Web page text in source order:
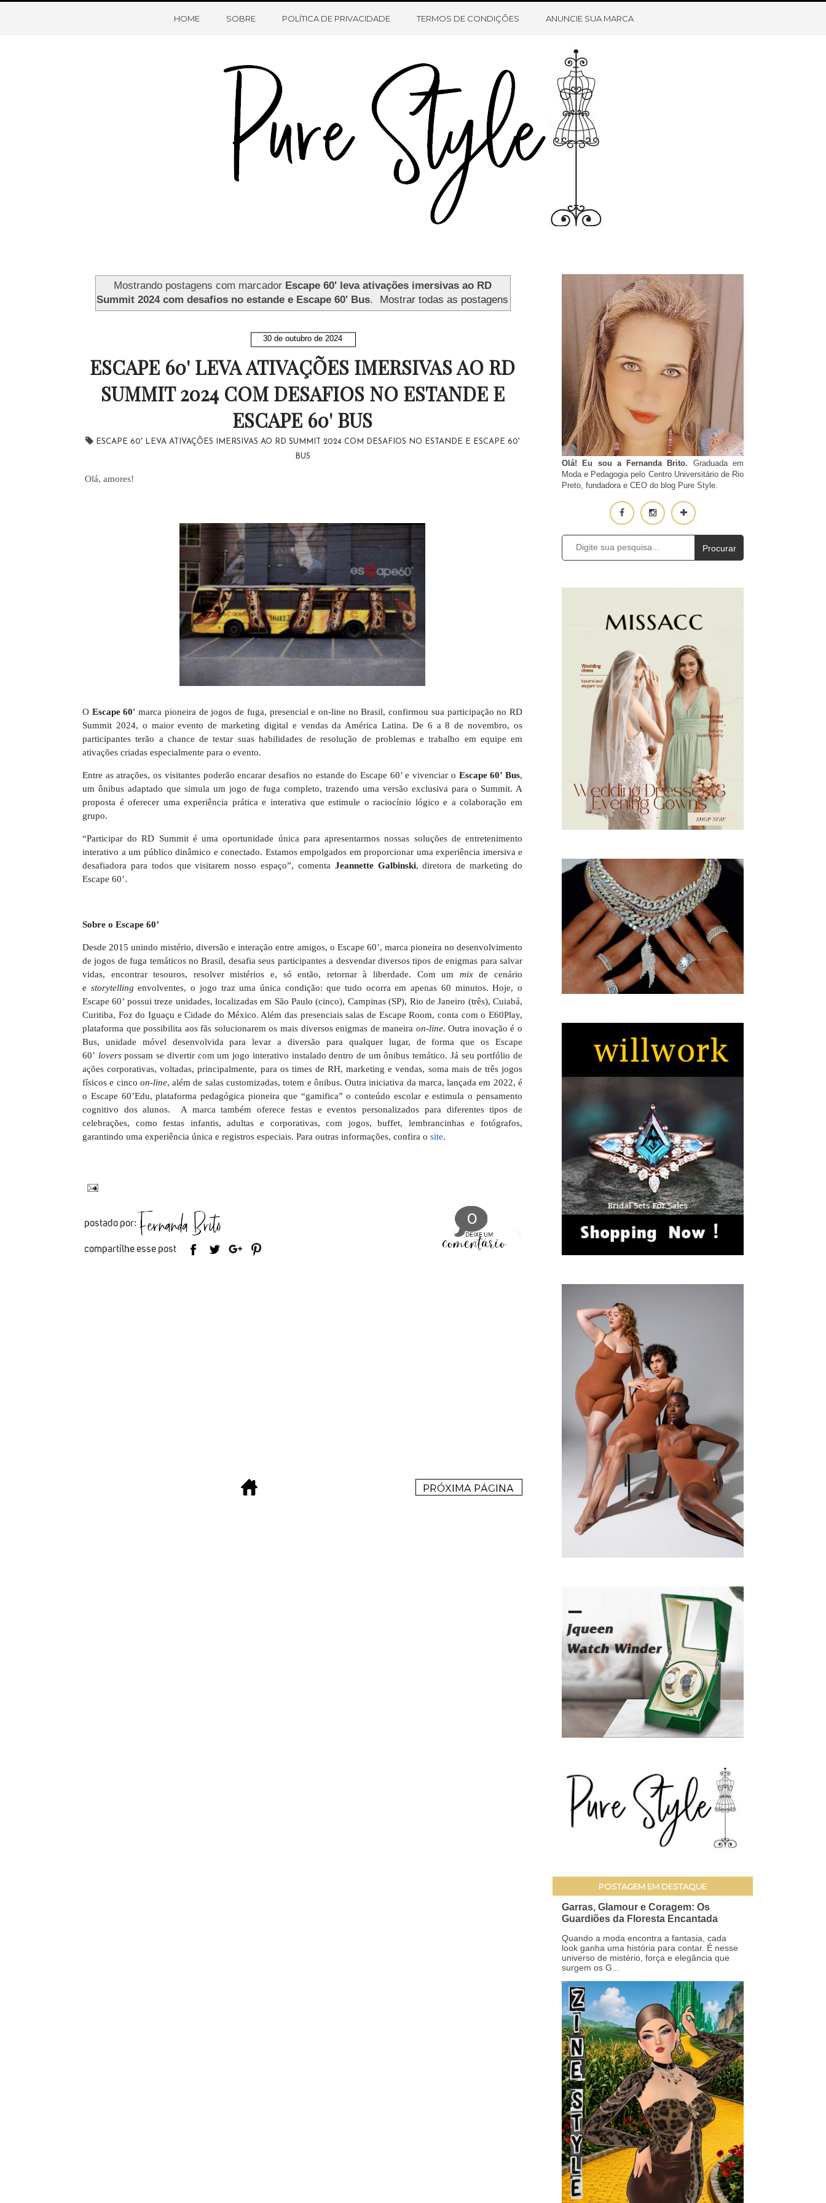
HOME SOBRE O BLOG CONTATO
HOME SOBRE POLÍTICA DE PRIVACIDADE TERMOS DE CONDIÇÕES ANUNCIE SUA MARCA
Mostrando postagens com marcador Escape 60' leva ativações imersivas ao RD
Summit 2024 com desafios no estande e Escape 60' Bus. Mostrar todas as postagens
30 de outubro de 2024
ESCAPE 60' LEVA ATIVAÇÕES IMERSIVAS AO RD
SUMMIT 2024 COM DESAFIOS NO ESTANDE E
ESCAPE 60' BUS
ESCAPE 60' LEVA ATIVAÇÕES IMERSIVAS AO RD SUMMIT 2024 COM DESAFIOS NO ESTANDE E ESCAPE 60'
BUS
Olá, amores!
O Escape 60' marca pioneira de jogos de fuga, presencial e on-line no Brasil, confirmou sua participação no RD
Summit 2024, o maior evento de marketing digital e vendas da América Latina. De 6 a 8 de novembro, os
participantes terão a chance de testar suas habilidades de resolução de problemas e trabalho em equipe em
ativações criadas especialmente para o evento.
Entre as atrações, os visitantes poderão encarar desafios no estande do Escape 60’ e vivenciar o Escape 60’ Bus,
um ônibus adaptado que simula um jogo de fuga completo, trazendo uma versão exclusiva para o Summit. A
proposta é oferecer uma experiência prática e interativa que estimule o raciocínio lógico e a colaboração em
grupo.
“Participar do RD Summit é uma oportunidade única para apresentarmos nossas soluções de entretenimento
interativo a um público dinâmico e conectado. Estamos empolgados em proporcionar uma experiência imersiva e
desafiadora para todos que visitarem nosso espaço”, comenta Jeannette Galbinski, diretora de marketing do
Escape 60’.
Sobre o Escape 60’
Desde 2015 unindo mistério, diversão e interação entre amigos, o Escape 60’, marca pioneira no desenvolvimento
de jogos de fuga temáticos no Brasil, desafia seus participantes a desvendar diversos tipos de enigmas para salvar
vidas, encontrar tesouros, resolver mistérios e, só então, retornar à liberdade. Com um mixde cenário
e storytelling envolventes, o jogo traz uma única condição: que tudo ocorra em apenas 60 minutos. Hoje, o
Escape 60’ possui treze unidades, localizadas em São Paulo (cinco), Campinas (SP), Rio de Janeiro (três), Cuiabá,
Curitiba, Foz do Iguaçu e Cidade do México. Além das presenciais salas de Escape Room, conta com o E60Play,
plataforma que possibilita aos fãs solucionarem os mais diversos enigmas de maneira on-line. Outra inovação é o
Bus, unidade móvel desenvolvida para levar a diversão para qualquer lugar, de forma que os Escape
60’ loverspossam se divertir com um jogo interativo instalado dentro de um ônibus temático. Já seu portfólio de
ações corporativas, voltadas, principalmente, para os times de RH, marketing e vendas, soma mais de três jogos
físicos e cinco on-line, além de salas customizadas, totem e ônibus. Outra iniciativa da marca, lançada em 2022, é
o Escape 60’Edu, plataforma pedagógica pioneira que “gamifica” o conteúdo escolar e estimula o pensamento
cognitivo dos alunos. A marca também oferece festas e eventos personalizados para diferentes tipos de
celebrações, como festas infantis, adultas e corporativas, com jogos, buffet, lembrancinhas e fotógrafos,
garantindo uma experiência única e registros especiais. Para outras informações, confira o site.
0
Olá! Eu sou a Fernanda Brito. Graduada em
Moda e Pedagogia pelo Centro Universitário de Rio
Preto, fundadora e CEO do blog Pure Style.
Procurar
POSTAGEM EM DESTAQUE
Garras, Glamour e Coragem: Os
Guardiões da Floresta Encantada
Quando a moda encontra a fantasia, cada
look ganha uma história para contar. É nesse
universo de mistério, força e elegância que
surgem os G...